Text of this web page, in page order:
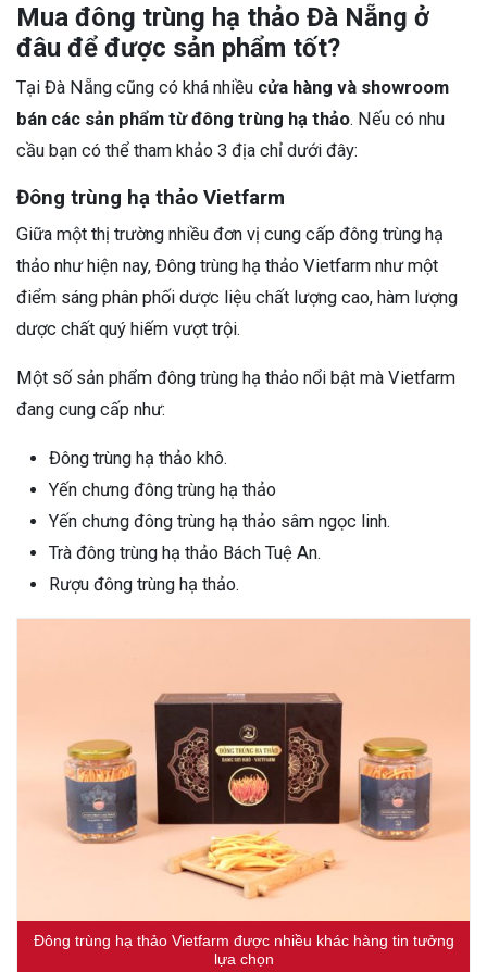
Mua đông trùng hạ thảo Đà Nẵng ở
đâu để được sản phẩm tốt?
Tại Đà Nẵng cũng có khá nhiều cửa hàng và showroom
bán các sản phẩm từ đông trùng hạ thảo. Nếu có nhu
cầu bạn có thể tham khảo 3 địa chỉ dưới đây:
Đông trùng hạ thảo Vietfarm
Giữa một thị trường nhiều đơn vị cung cấp đông trùng hạ
thảo như hiện nay, Đông trùng hạ thảo Vietfarm như một
điểm sáng phân phối dược liệu chất lượng cao, hàm lượng
dược chất quý hiếm vượt trội.
Một số sản phẩm đông trùng hạ thảo nổi bật mà Vietfarm
đang cung cấp như:
Đông trùng hạ thảo khô.
Yến chưng đông trùng hạ thảo
Yến chưng đông trùng hạ thảo sâm ngọc linh.
Trà đông trùng hạ thảo Bách Tuệ An.
Rượu đông trùng hạ thảo.
Đông trùng hạ thảo Vietfarm được nhiều khác hàng tin tưởng
lựa chọn